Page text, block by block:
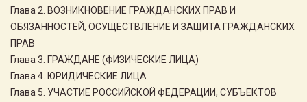
Глава 2. ВОЗНИКНОВЕНИЕ ГРАЖДАНСКИХ ПРАВ И
ОБЯЗАННОСТЕЙ, ОСУЩЕСТВЛЕНИЕ И ЗАЩИТА ГРАЖДАНСКИХ
ПРАВ
Глава 3. ГРАЖДАНЕ (ФИЗИЧЕСКИЕ ЛИЦА)
Глава 4. ЮРИДИЧЕСКИЕ ЛИЦА
Глава 5. УЧАСТИЕ РОССИЙСКОЙ ФЕДЕРАЦИИ, СУБЪЕКТОВ